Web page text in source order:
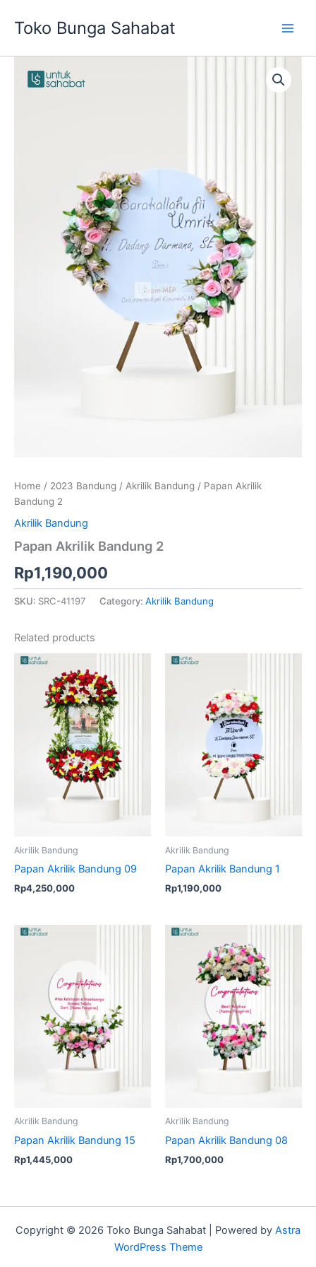
Toko Bunga Sahabat
Home / 2023 Bandung / Akrilik Bandung / Papan Akrilik
Bandung 2
Akrilik Bandung
Papan Akrilik Bandung 2
Rp1,190,000
SKU: SRC-41197 Category: Akrilik Bandung
Related products
Akrilik Bandung
Papan Akrilik Bandung 09
Rp4,250,000
Akrilik Bandung
Papan Akrilik Bandung 1
Rp1,190,000
Akrilik Bandung
Papan Akrilik Bandung 15
Rp1,445,000
Akrilik Bandung
Papan Akrilik Bandung 08
Rp1,700,000
Copyright © 2026 Toko Bunga Sahabat | Powered by Astra
WordPress Theme